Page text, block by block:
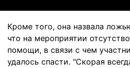
Кроме того, она назвала
что на мероприятии
помощи, в связи с чем
удалось спасти. "Скорая